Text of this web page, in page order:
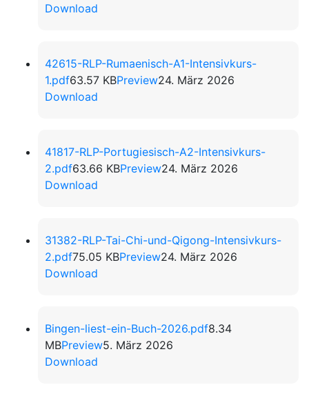
Download
42615-RLP-Rumaenisch-A1-Intensivkurs-
1.pdf63.57 KBPreview24. März 2026
Download
41817-RLP-Portugiesisch-A2-Intensivkurs-
2.pdf63.66 KBPreview24. März 2026
Download
31382-RLP-Tai-Chi-und-Qigong-Intensivkurs-
2.pdf75.05 KBPreview24. März 2026
Download
Bingen-liest-ein-Buch-2026.pdf8.34
MBPreview5. März 2026
Download